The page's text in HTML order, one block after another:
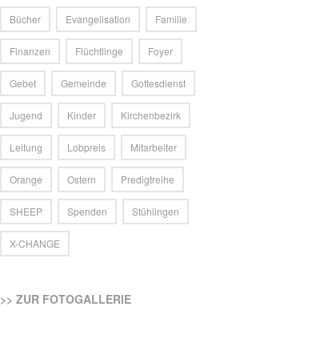
Bücher Evangelisation Familie
Finanzen Flüchtlinge Foyer
Gebet Gemeinde Gottesdienst
Jugend Kinder Kirchenbezirk
Leitung Lobpreis Mitarbeiter
Orange Ostern Predigtreihe
SHEEP Spenden Stühlingen
X-CHANGE
>> ZUR FOTOGALLERIE